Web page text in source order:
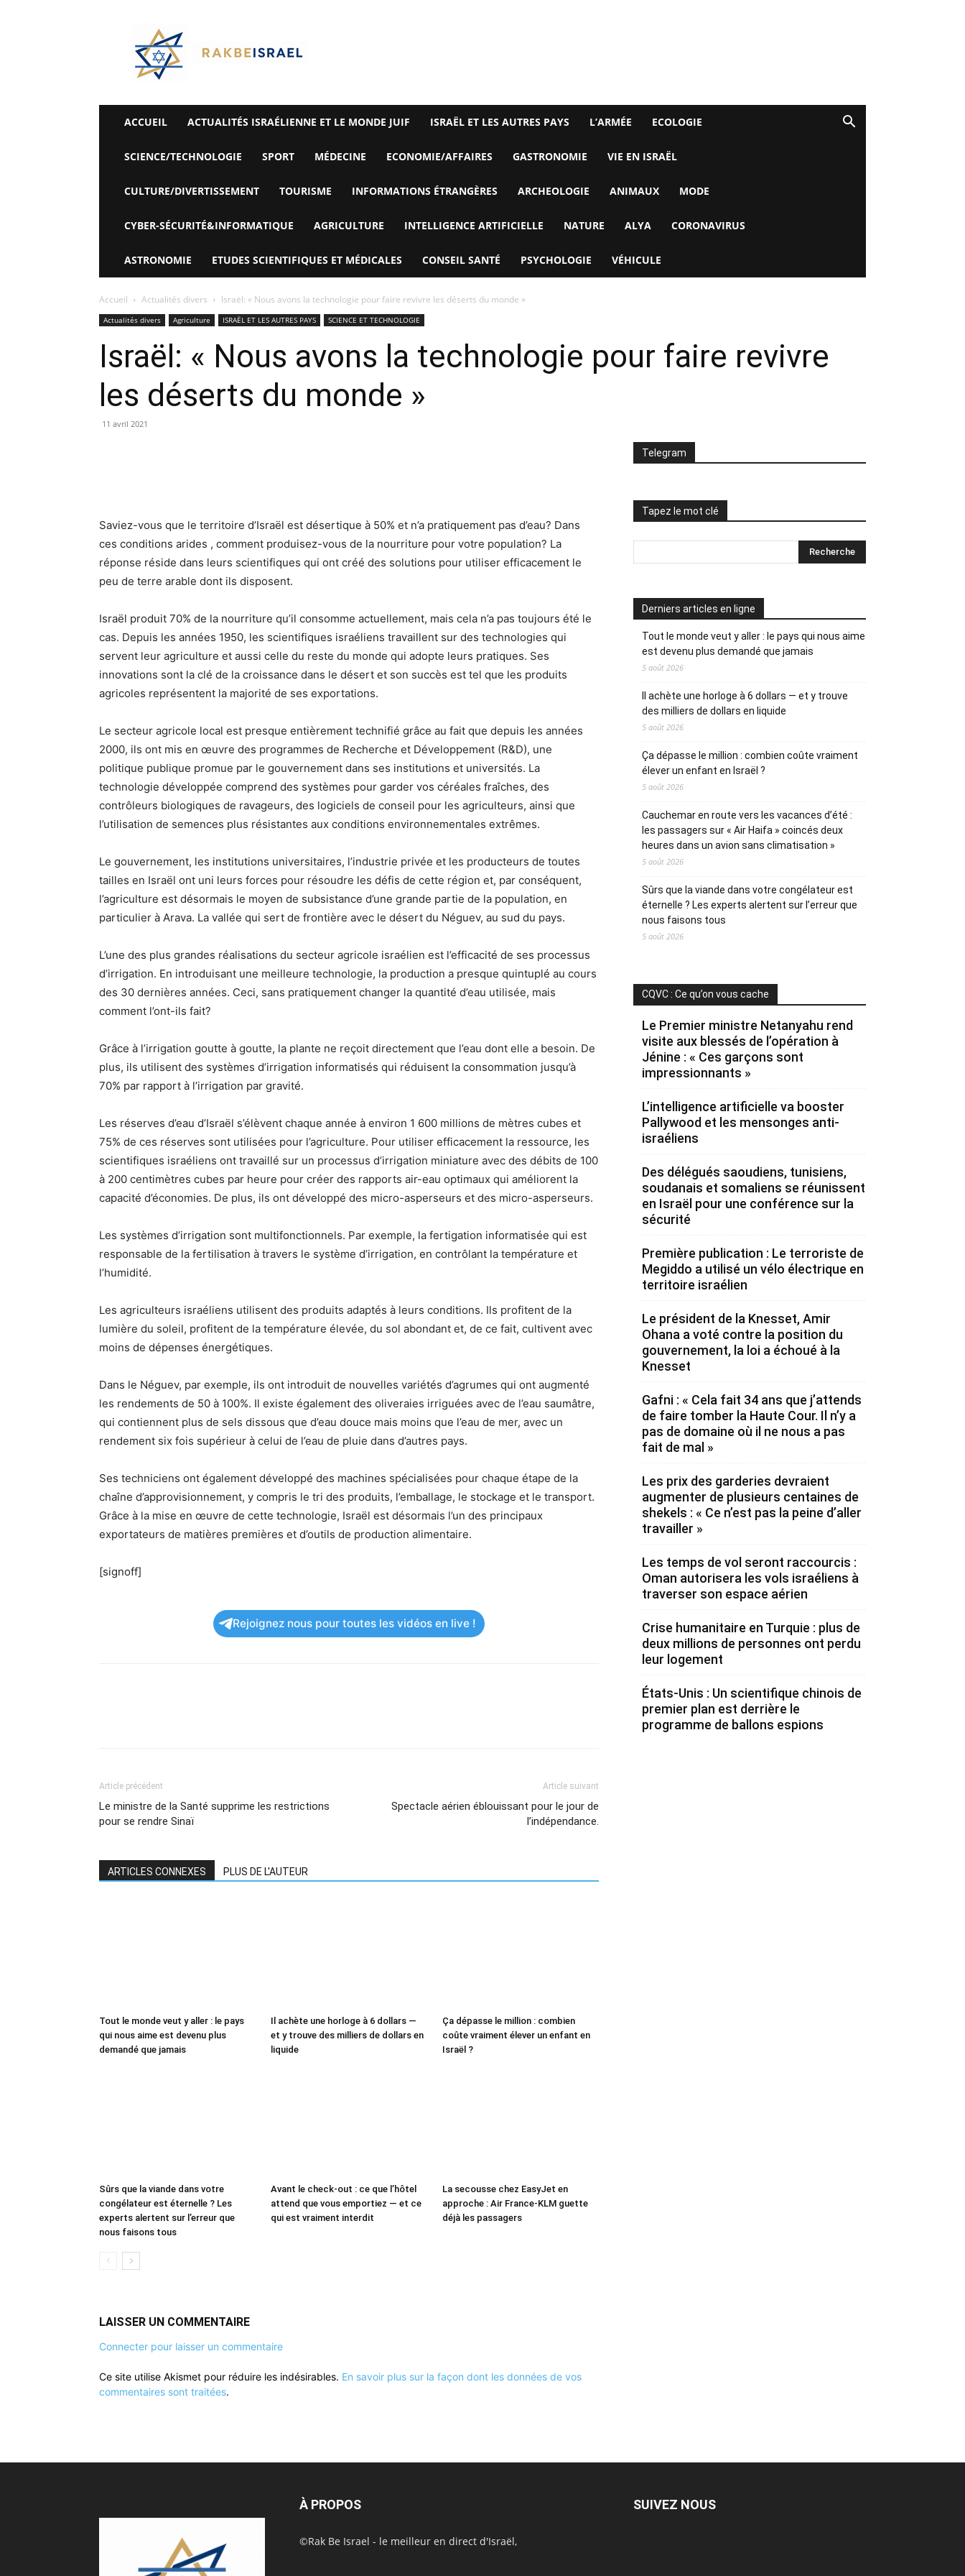
Rak
Be
Israel-
Alyaexpress-
News
ACCUEIL ACTUALITÉS ISRAÉLIENNE ET LE MONDE JUIF ISRAËL ET LES AUTRES PAYS L’ARMÉE ECOLOGIE
SCIENCE/TECHNOLOGIE SPORT MÉDECINE ECONOMIE/AFFAIRES GASTRONOMIE VIE EN ISRAËL
CULTURE/DIVERTISSEMENT TOURISME INFORMATIONS ÉTRANGÈRES ARCHEOLOGIE ANIMAUX MODE
CYBER-SÉCURITÉ&INFORMATIQUE AGRICULTURE INTELLIGENCE ARTIFICIELLE NATURE ALYA CORONAVIRUS
ASTRONOMIE ETUDES SCIENTIFIQUES ET MÉDICALES CONSEIL SANTÉ PSYCHOLOGIE VÉHICULE
Accueil Actualités divers Israël: « Nous avons la technologie pour faire revivre les déserts du monde »
Actualités divers Agriculture ISRAËL ET LES AUTRES PAYS SCIENCE ET TECHNOLOGIE
Israël: « Nous avons la technologie pour faire revivre
les déserts du monde »
11 avril 2021
Saviez-vous que le territoire d’Israël est désertique à 50% et n’a pratiquement pas d’eau? Dans
ces conditions arides , comment produisez-vous de la nourriture pour votre population? La
réponse réside dans leurs scientifiques qui ont créé des solutions pour utiliser efficacement le
peu de terre arable dont ils disposent.
Israël produit 70% de la nourriture qu’il consomme actuellement, mais cela n’a pas toujours été le
cas. Depuis les années 1950, les scientifiques israéliens travaillent sur des technologies qui
servent leur agriculture et aussi celle du reste du monde qui adopte leurs pratiques. Ses
innovations sont la clé de la croissance dans le désert et son succès est tel que les produits
agricoles représentent la majorité de ses exportations.
Le secteur agricole local est presque entièrement technifié grâce au fait que depuis les années
2000, ils ont mis en œuvre des programmes de Recherche et Développement (R&D), une
politique publique promue par le gouvernement dans ses institutions et universités. La
technologie développée comprend des systèmes pour garder vos céréales fraîches, des
contrôleurs biologiques de ravageurs, des logiciels de conseil pour les agriculteurs, ainsi que
l’utilisation de semences plus résistantes aux conditions environnementales extrêmes.
Le gouvernement, les institutions universitaires, l’industrie privée et les producteurs de toutes
tailles en Israël ont uni leurs forces pour résoudre les défis de cette région et, par conséquent,
l’agriculture est désormais le moyen de subsistance d’une grande partie de la population, en
particulier à Arava. La vallée qui sert de frontière avec le désert du Néguev, au sud du pays.
L’une des plus grandes réalisations du secteur agricole israélien est l’efficacité de ses processus
d’irrigation. En introduisant une meilleure technologie, la production a presque quintuplé au cours
des 30 dernières années. Ceci, sans pratiquement changer la quantité d’eau utilisée, mais
comment l’ont-ils fait?
Grâce à l’irrigation goutte à goutte, la plante ne reçoit directement que l’eau dont elle a besoin. De
plus, ils utilisent des systèmes d’irrigation informatisés qui réduisent la consommation jusqu’à
70% par rapport à l’irrigation par gravité.
Les réserves d’eau d’Israël s’élèvent chaque année à environ 1 600 millions de mètres cubes et
75% de ces réserves sont utilisées pour l’agriculture. Pour utiliser efficacement la ressource, les
scientifiques israéliens ont travaillé sur un processus d’irrigation miniature avec des débits de 100
à 200 centimètres cubes par heure pour créer des rapports air-eau optimaux qui améliorent la
capacité d’économies. De plus, ils ont développé des micro-asperseurs et des micro-asperseurs.
Les systèmes d’irrigation sont multifonctionnels. Par exemple, la fertigation informatisée qui est
responsable de la fertilisation à travers le système d’irrigation, en contrôlant la température et
l’humidité.
Les agriculteurs israéliens utilisent des produits adaptés à leurs conditions. Ils profitent de la
lumière du soleil, profitent de la température élevée, du sol abondant et, de ce fait, cultivent avec
moins de dépenses énergétiques.
Dans le Néguev, par exemple, ils ont introduit de nouvelles variétés d’agrumes qui ont augmenté
les rendements de 50 à 100%. Il existe également des oliveraies irriguées avec de l’eau saumâtre,
qui contiennent plus de sels dissous que d’eau douce mais moins que l’eau de mer, avec un
rendement six fois supérieur à celui de l’eau de pluie dans d’autres pays.
Ses techniciens ont également développé des machines spécialisées pour chaque étape de la
chaîne d’approvisionnement, y compris le tri des produits, l’emballage, le stockage et le transport.
Grâce à la mise en œuvre de cette technologie, Israël est désormais l’un des principaux
exportateurs de matières premières et d’outils de production alimentaire.
[signoff]
Rejoignez nous pour toutes les vidéos en live !
Article précédent
Le ministre de la Santé supprime les restrictions
pour se rendre Sinaï
Article suivant
Spectacle aérien éblouissant pour le jour de
l’indépendance.
ARTICLES CONNEXES PLUS DE L'AUTEUR
Tout le monde veut y aller : le pays
qui nous aime est devenu plus
demandé que jamais
Il achète une horloge à 6 dollars —
et y trouve des milliers de dollars en
liquide
Ça dépasse le million : combien
coûte vraiment élever un enfant en
Israël ?
Sûrs que la viande dans votre
congélateur est éternelle ? Les
experts alertent sur l’erreur que
nous faisons tous
Avant le check-out : ce que l’hôtel
attend que vous emportiez — et ce
qui est vraiment interdit
La secousse chez EasyJet en
approche : Air France-KLM guette
déjà les passagers
LAISSER UN COMMENTAIRE
Connecter pour laisser un commentaire
Ce site utilise Akismet pour réduire les indésirables. En savoir plus sur la façon dont les données de vos
commentaires sont traitées.
Telegram
Tapez le mot clé
Derniers articles en ligne
Tout le monde veut y aller : le pays qui nous aime
est devenu plus demandé que jamais
5 août 2026
Il achète une horloge à 6 dollars — et y trouve
des milliers de dollars en liquide
5 août 2026
Ça dépasse le million : combien coûte vraiment
élever un enfant en Israël ?
5 août 2026
Cauchemar en route vers les vacances d’été :
les passagers sur « Air Haifa » coincés deux
heures dans un avion sans climatisation »
5 août 2026
Sûrs que la viande dans votre congélateur est
éternelle ? Les experts alertent sur l’erreur que
nous faisons tous
5 août 2026
CQVC : Ce qu’on vous cache
Le Premier ministre Netanyahu rend
visite aux blessés de l’opération à
Jénine : « Ces garçons sont
impressionnants »
L’intelligence artificielle va booster
Pallywood et les mensonges anti-
israéliens
Des délégués saoudiens, tunisiens,
soudanais et somaliens se réunissent
en Israël pour une conférence sur la
sécurité
Première publication : Le terroriste de
Megiddo a utilisé un vélo électrique en
territoire israélien
Le président de la Knesset, Amir
Ohana a voté contre la position du
gouvernement, la loi a échoué à la
Knesset
Gafni : « Cela fait 34 ans que j’attends
de faire tomber la Haute Cour. Il n’y a
pas de domaine où il ne nous a pas
fait de mal »
Les prix des garderies devraient
augmenter de plusieurs centaines de
shekels : « Ce n’est pas la peine d’aller
travailler »
Les temps de vol seront raccourcis :
Oman autorisera les vols israéliens à
traverser son espace aérien
Crise humanitaire en Turquie : plus de
deux millions de personnes ont perdu
leur logement
États-Unis : Un scientifique chinois de
premier plan est derrière le
programme de ballons espions
À PROPOS
©Rak Be Israel - le meilleur en direct d'Israël,
SUIVEZ NOUS